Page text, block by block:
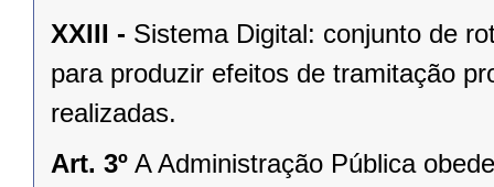
XXIII - Sistema Digital: conjunto de
para produzir efeitos de tramitação
realizadas.
Art. 3º A Administração Pública